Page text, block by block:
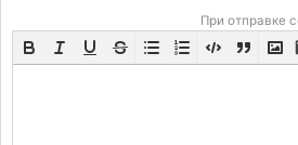
При отправке